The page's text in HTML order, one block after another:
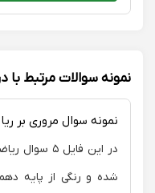
نمونه سوالات مرتبط
نمونه سوال مروری بر
در این
شده و رنگی از پایه